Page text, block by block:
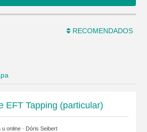
RECOMENDADOS
EFT Tapping (particular)
online · Dóris Seibert